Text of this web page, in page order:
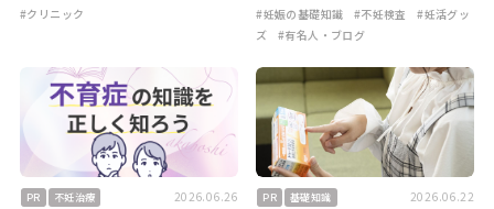
#クリニック #妊娠の基礎知識 #不妊検査
#妊活グッ
ズ
#有名人・ブログ
PR 不妊治療 2026.06.26 PR 基礎知識 2026.06.22